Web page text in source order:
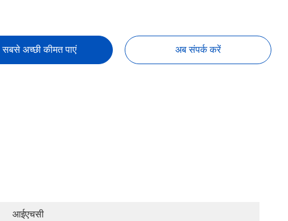
सबसे अच्छी कीमत पाएं अब संपर्क करें
आईएचसी